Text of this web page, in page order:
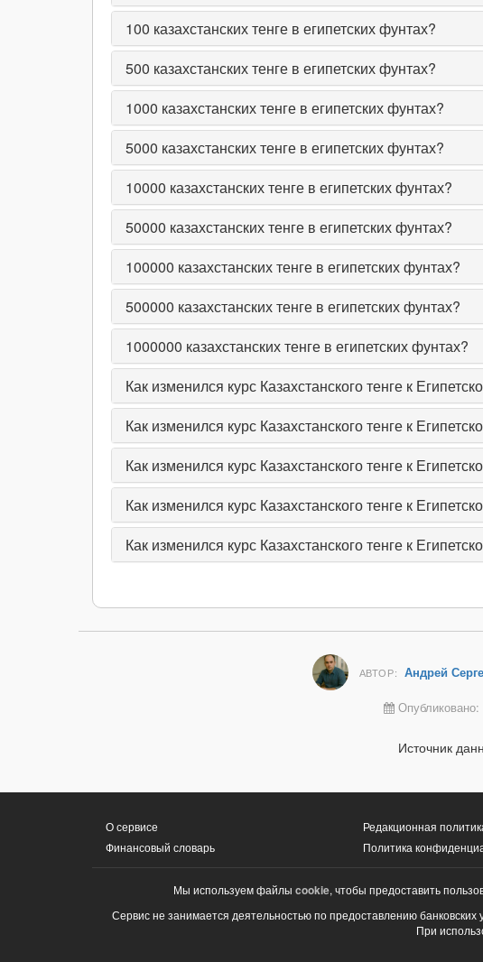
100 казахстанских тенге в египетских фунтах?
500 казахстанских тенге в египетских фунтах?
1000 казахстанских тенге в египетских фунтах?
5000 казахстанских тенге в египетских фунтах?
10000 казахстанских тенге в египетских фунтах?
50000 казахстанских тенге в египетских фунтах?
100000 казахстанских тенге в египетских фунтах?
500000 казахстанских тенге в египетских фунтах?
1000000 казахстанских тенге в египетских фунтах?
Как изменился курс Казахстанского тенге к
Как изменился курс Казахстанского тенге к
Как изменился курс Казахстанского тенге к
Как изменился курс Казахстанского тенге к
Как изменился курс Казахстанского тенге к
АВТОР: Андрей
Опубликовано:
Источник
О сервисе
Финансовый словарь
Редакционная
Политика
Мы используем файлы cookie, чтобы предоставить
Сервис не занимается деятельностью по предоставлению
При